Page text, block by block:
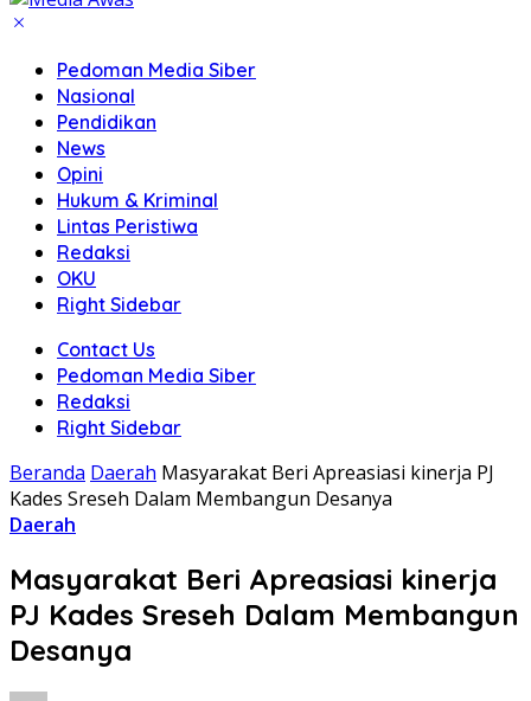
Pedoman Media Siber
Nasional
Pendidikan
News
Opini
Hukum & Kriminal
Lintas Peristiwa
Redaksi
OKU
Right Sidebar
Contact Us
Pedoman Media Siber
Redaksi
Right Sidebar
Beranda Daerah Masyarakat Beri Apreasiasi kinerja PJ
Kades Sreseh Dalam Membangun Desanya
Daerah
Masyarakat Beri Apreasiasi kinerja
PJ Kades Sreseh Dalam Membangun
Desanya